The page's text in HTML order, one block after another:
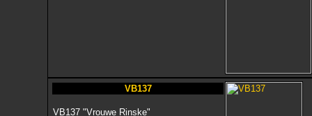
VB137
VB137 "Vrouwe Rinske"